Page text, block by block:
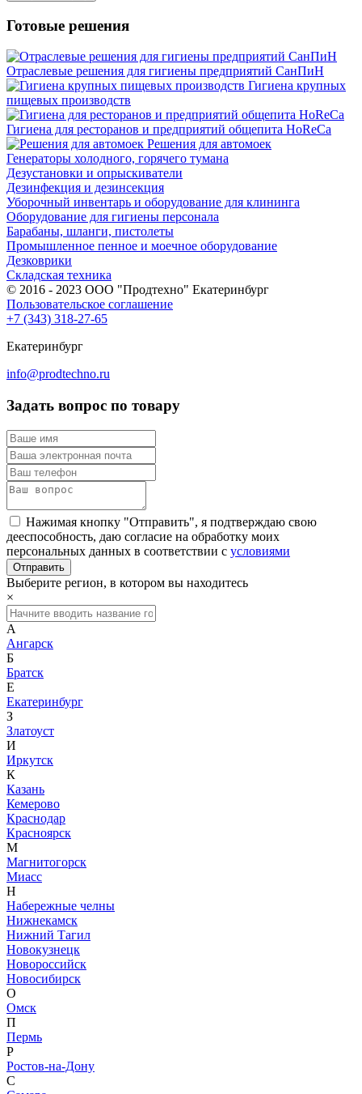
Готовые решения
Отраслевые решения для гигиены предприятий СанПиН
Гигиена крупных
пищевых производств
Гигиена для ресторанов и предприятий общепита HoReCa
Решения для автомоек
Генераторы холодного, горячего тумана
Дезустановки и опрыскиватели
Дезинфекция и дезинсекция
Уборочный инвентарь и оборудование для клининга
Оборудование для гигиены персонала
Барабаны, шланги, пистолеты
Промышленное пенное и моечное оборудование
Дезковрики
Складская техника
© 2016 - 2023 ООО "Продтехно" Екатеринбург
Пользовательское соглашение
+7 (343) 318-27-65
Екатеринбург
info@prodtechno.ru
Задать вопрос по товару
Нажимая кнопку "Отправить", я подтверждаю свою
дееспособность, даю согласие на обработку моих
персональных данных в соответствии с условиями
Выберите регион, в котором вы находитесь
×
А
Ангарск
Б
Братск
Е
Екатеринбург
З
Златоуст
И
Иркутск
К
Казань
Кемерово
Краснодар
Красноярск
М
Магнитогорск
Миасс
Н
Набережные челны
Нижнекамск
Нижний Тагил
Новокузнецк
Новороссийск
Новосибирск
О
Омск
П
Пермь
Р
Ростов-на-Дону
С